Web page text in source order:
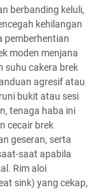
berbanding keluli,
kehilangan
pemberhentian
moden menjana
suhu cakera brek
agresif atau
bukit atau sesi
tenaga haba ini
cecair brek
geseran, serta
saat apabila
Rim aloi
sink) yang cekap,